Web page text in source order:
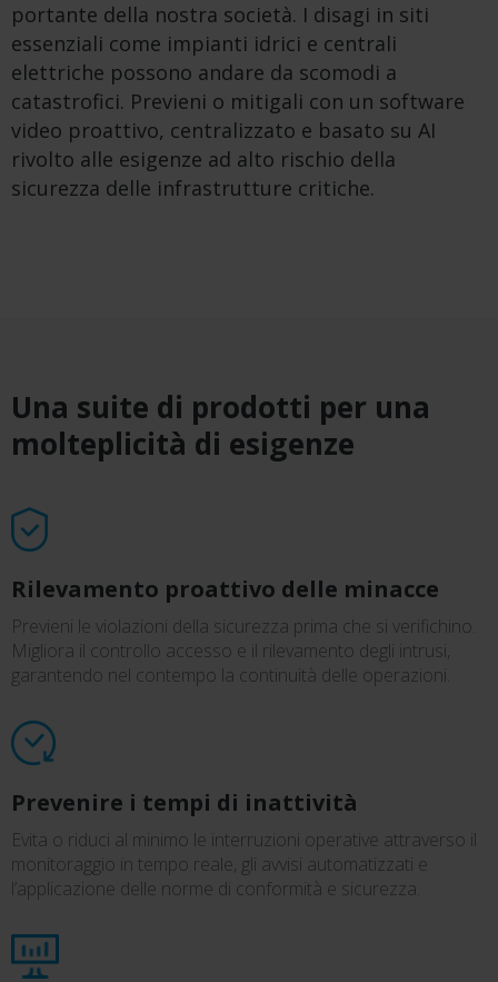
portante della nostra società. I disagi in siti
essenziali come impianti idrici e centrali
elettriche possono andare da scomodi a
catastrofici. Previeni o mitigali con un software
video proattivo, centralizzato e basato su AI
rivolto alle esigenze ad alto rischio della
sicurezza delle infrastrutture critiche.
Una suite di prodotti per una
molteplicità di esigenze
Rilevamento proattivo delle minacce
Previeni le violazioni della sicurezza prima che si verifichino.
Migliora il controllo accesso e il rilevamento degli intrusi,
garantendo nel contempo la continuità delle operazioni.
Prevenire i tempi di inattività
Evita o riduci al minimo le interruzioni operative attraverso il
monitoraggio in tempo reale, gli avvisi automatizzati e
l’applicazione delle norme di conformità e sicurezza.